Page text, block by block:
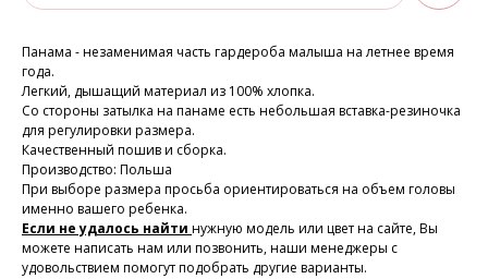
Панама - незаменимая часть гардероба малыша на летнее время
года.
Легкий, дышащий материал из 100% хлопка.
Со стороны затылка на панаме есть небольшая вставка-резиночка
для регулировки размера.
Качественный пошив и сборка.
Производство: Польша
При выборе размера просьба ориентироваться на объем головы
именно вашего ребенка.
Если не удалось найти нужную модель или цвет на сайте, Вы
можете написать нам или позвонить, наши менеджеры с
удовольствием помогут подобрать другие варианты.